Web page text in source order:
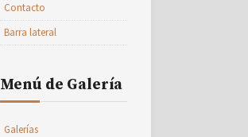
Contacto
Barra lateral
Menú de Galería
Galerías